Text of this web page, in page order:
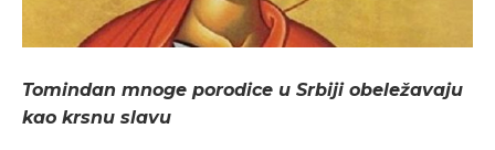
Tomindan mnoge porodice u Srbiji obeležavaju
kao krsnu slavu